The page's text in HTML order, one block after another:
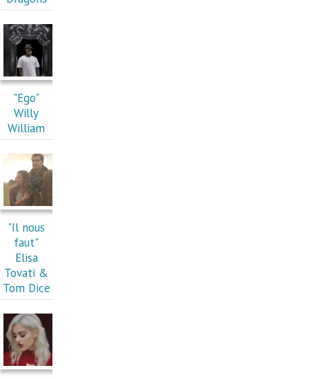
"Ego"
Willy
William
"Il nous
faut"
Elisa
Tovati &
Tom Dice